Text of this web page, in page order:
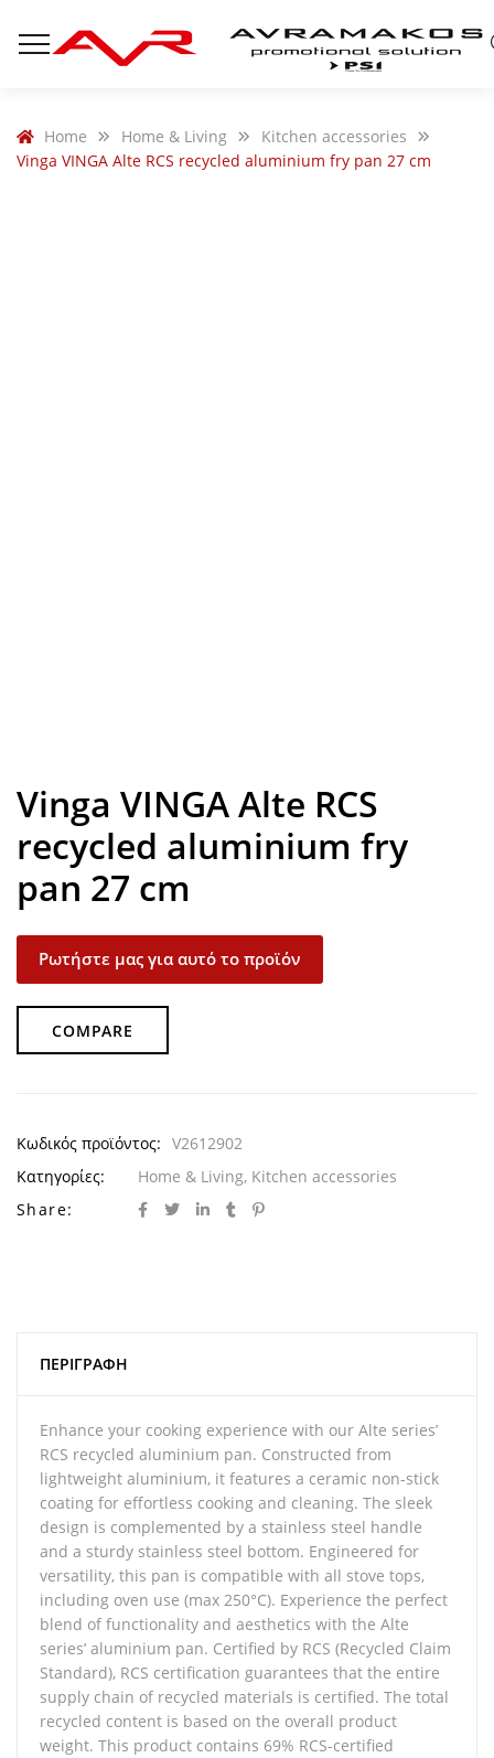
Home Home & Living
Kitchen accessories
Vinga VINGA Alte RCS recycled aluminium fry pan 27 cm
Vinga VINGA Alte RCS
recycled aluminium fry
pan 27 cm
Ρωτήστε μας για αυτό το προϊόν
COMPARE
Κωδικός προϊόντος: V2612902
Κατηγορίες:
Home & Living, Kitchen accessories
Share:
ΠΕΡΙΓΡΑΦΉ
Enhance your cooking experience with our Alte series’
RCS recycled aluminium pan. Constructed from
lightweight aluminium, it features a ceramic non-stick
coating for effortless cooking and cleaning. The sleek
design is complemented by a stainless steel handle
and a sturdy stainless steel bottom. Engineered for
versatility, this pan is compatible with all stove tops,
including oven use (max 250°C). Experience the perfect
blend of functionality and aesthetics with the Alte
series’ aluminium pan. Certified by RCS (Recycled Claim
Standard), RCS certification guarantees that the entire
supply chain of recycled materials is certified. The total
recycled content is based on the overall product
weight. This product contains 69% RCS-certified